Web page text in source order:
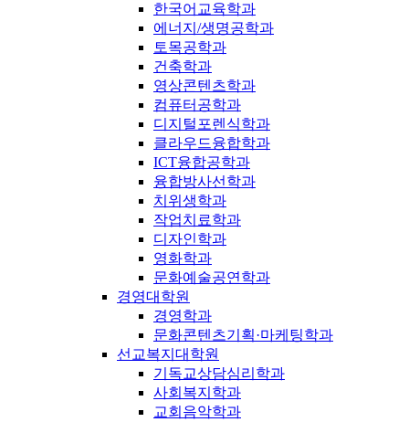
한국어교육학과
에너지/생명공학과
토목공학과
건축학과
영상콘텐츠학과
컴퓨터공학과
디지털포렌식학과
클라우드융합학과
ICT융합공학과
융합방사선학과
치위생학과
작업치료학과
디자인학과
영화학과
문화예술공연학과
경영대학원
경영학과
문화콘텐츠기획·마케팅학과
선교복지대학원
기독교상담심리학과
사회복지학과
교회음악학과